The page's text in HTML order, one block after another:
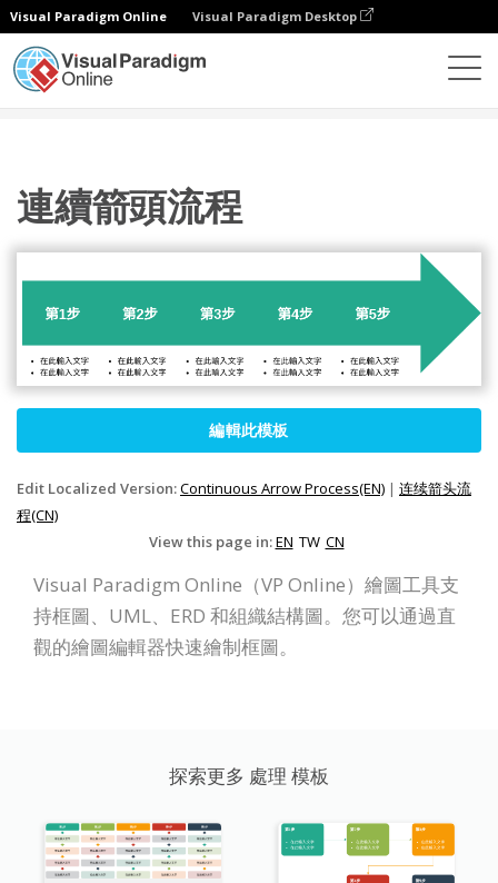
Visual Paradigm Online Visual Paradigm Desktop
連續箭頭流程
編輯此模板
Edit Localized Version:Continuous Arrow Process(EN) | 连续箭头流
程(CN)
View this page in:EN TW CN
Visual Paradigm Online（VP Online）繪圖工具支
持框圖、UML、ERD 和組織結構圖。您可以通過直
觀的繪圖編輯器快速繪制框圖。
探索更多 處理 模板